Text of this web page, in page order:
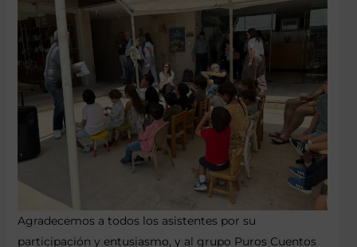
Agradecemos a todos los asistentes por su
participación y entusiasmo, y al grupo Puros Cuentos